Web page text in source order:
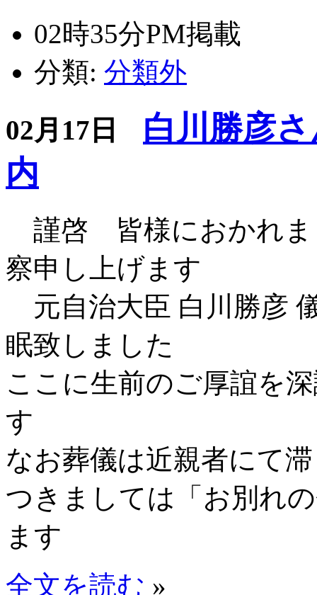
02時35分PM掲載
分類: 分類外
02月17日
白川勝彦
内
謹啓 皆様におかれま
察申し上げます
元自治大臣 白川勝彦
眠致しました
ここに生前のご厚誼を
す
なお葬儀は近親者にて
つきましては「お別れ
ます
全文を読む »